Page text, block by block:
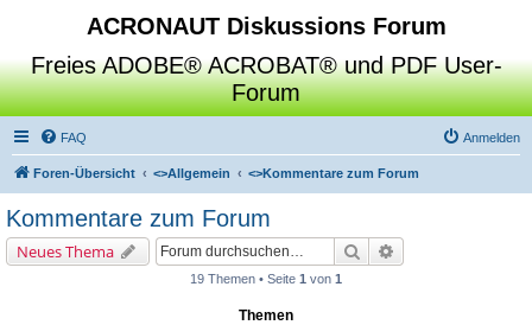
ACRONAUT Diskussions Forum
Freies ADOBE® ACROBAT® und PDF User-
Forum
FAQ Anmelden
Foren-Übersicht <>Allgemein <>Kommentare zum Forum
Kommentare zum Forum
Neues Thema Suche
19 Themen • Seite 1 von 1
Themen